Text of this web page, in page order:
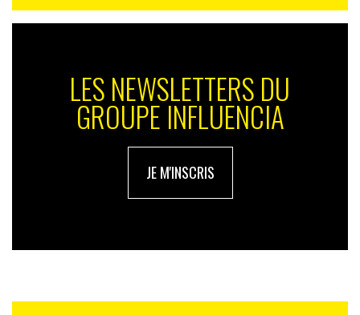
Jérôme Lavillat / @Jerome_L
Pour s’abonner c’est ici
LES NEWSLETTERS DU
GROUPE INFLUENCIA
JE M'INSCRIS